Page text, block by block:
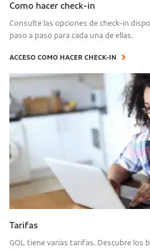
Como hacer check-in
Consulte las opciones de check-in
paso a paso para cada una de ellas.
ACCESO COMO HACER CHECK-IN
Tarifas
GOL tiene varias tarifas. Descubre los